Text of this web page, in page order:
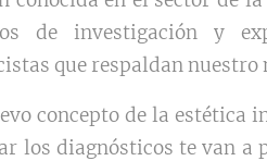
de investigación y
que respaldan
concepto de la estética
los diagnósticos te van